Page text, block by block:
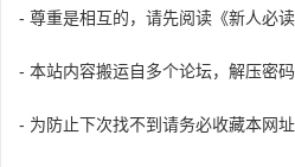
- 尊重是相互的，请先阅读《新人必读
- 本站内容搬运自多个论坛，解压密
- 为防止下次找不到请务必收藏本网址